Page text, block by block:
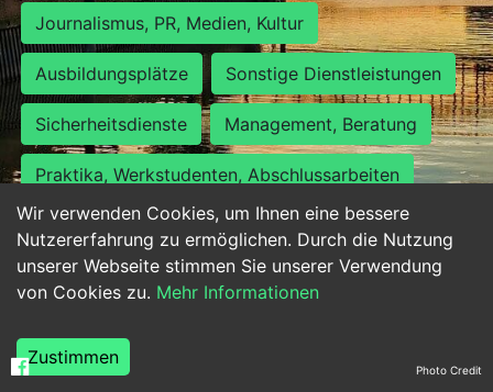
Wir verwenden Cookies, um Ihnen eine bessere
Nutzererfahrung zu ermöglichen. Durch die Nutzung
unserer Webseite stimmen Sie unserer Verwendung
von Cookies zu. Mehr Informationen
Zustimmen
Journalismus, PR, Medien, Kultur
Ausbildungsplätze Sonstige Dienstleistungen
Sicherheitsdienste Management, Beratung
Praktika, Werkstudenten, Abschlussarbeiten
Personalwesen Assistenz, Sekretariat
Hilfskräfte, Aushilfs- und Nebenjobs
Weiterbildung, Studium, duale Ausbildung Photo Credit